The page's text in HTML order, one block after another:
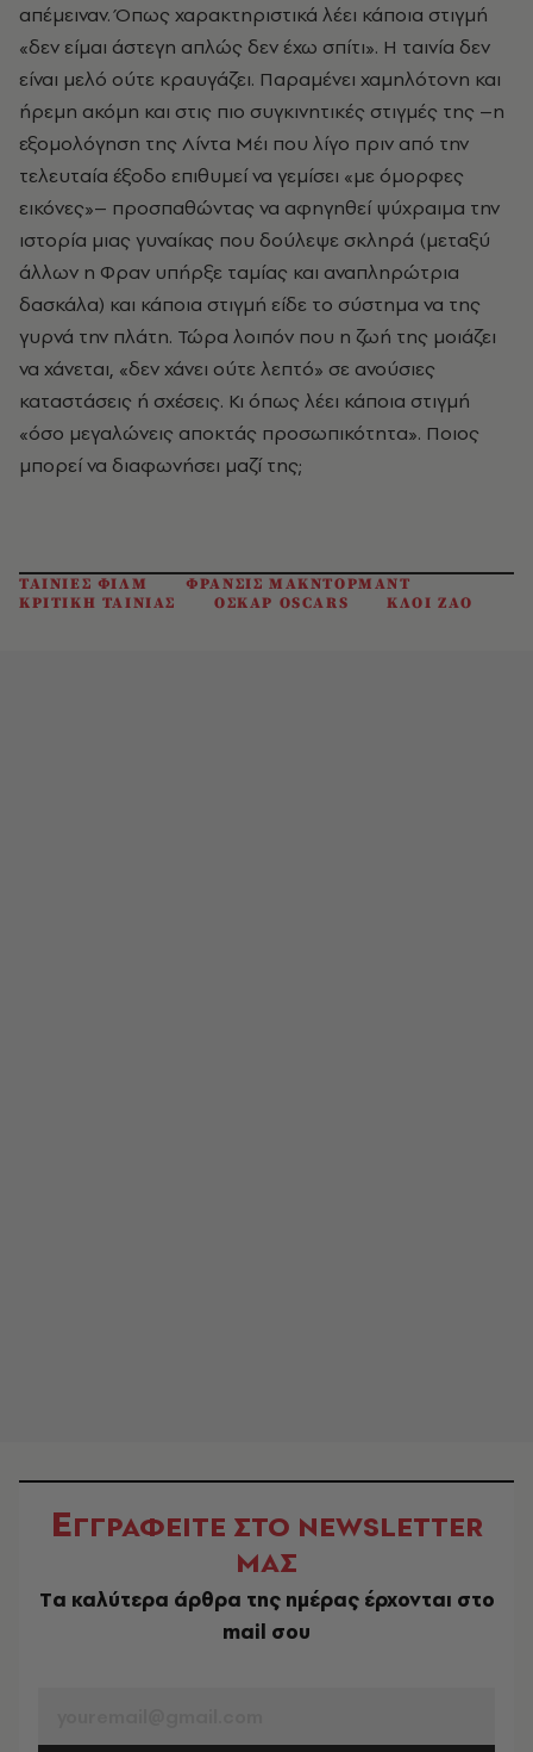
απέμειναν. Όπως χαρακτηριστικά λέει κάποια στιγμή
«δεν είμαι άστεγη απλώς δεν έχω σπίτι». Η ταινία δεν
είναι μελό ούτε κραυγάζει. Παραμένει χαμηλότονη και
ήρεμη ακόμη και στις πιο συγκινητικές στιγμές της –η
εξομολόγηση της Λίντα Μέι που λίγο πριν από την
τελευταία έξοδο επιθυμεί να γεμίσει «με όμορφες
εικόνες»– προσπαθώντας να αφηγηθεί ψύχραιμα την
ιστορία μιας γυναίκας που δούλεψε σκληρά (μεταξύ
άλλων η Φραν υπήρξε ταμίας και αναπληρώτρια
δασκάλα) και κάποια στιγμή είδε το σύστημα να της
γυρνά την πλάτη. Τώρα λοιπόν που η ζωή της μοιάζει
να χάνεται, «δεν χάνει ούτε λεπτό» σε ανούσιες
καταστάσεις ή σχέσεις. Κι όπως λέει κάποια στιγμή
«όσο μεγαλώνεις αποκτάς προσωπικότητα». Ποιος
μπορεί να διαφωνήσει μαζί της;
ΤΑΙΝΙΕΣ ΦΙΛΜ
ΦΡΑΝΣΙΣ ΜΑΚΝΤΟΡΜΑΝΤ
ΚΡΙΤΙΚΗ ΤΑΙΝΙΑΣ
ΟΣΚΑΡ OSCARS ΚΛΟΙ ΖΑΟ
ΕΓΓΡΑΦΕΙΤΕ ΣΤΟ NEWSLETTER
ΜΑΣ
Tα καλύτερα άρθρα της ημέρας έρχονται στο
mail σου